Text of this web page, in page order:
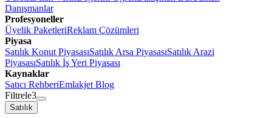
Danışmanlar
Profesyoneller
Üyelik PaketleriReklam Çözümleri
Piyasa
Satılık Konut PiyasasıSatılık Arsa PiyasasıSatılık Arazi
PiyasasıSatılık İş Yeri Piyasası
Kaynaklar
Satıcı RehberiEmlakjet Blog
Filtrele3
Satılık